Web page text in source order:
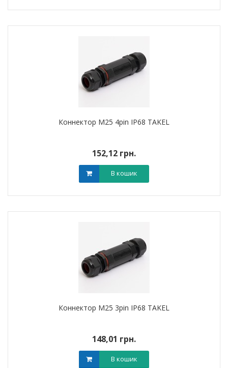
Коннектор M25 4pin IP68 TAKEL
152,12 грн.
В кошик
Коннектор M25 3pin IP68 TAKEL
148,01 грн.
В кошик